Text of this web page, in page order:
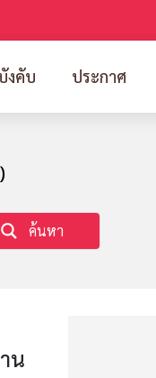
งคับ ประกาศ
ค้นหา
น